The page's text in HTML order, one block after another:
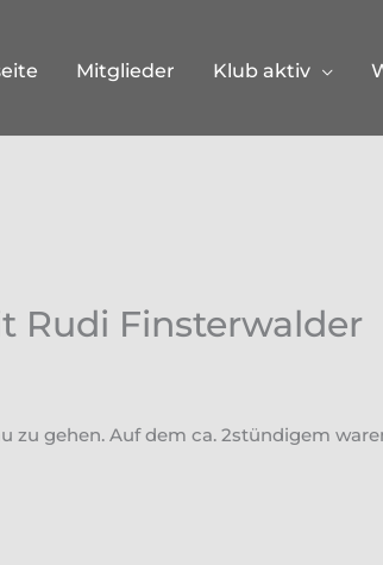
Mitglieder Klub aktiv
Rudi Finsterwalder
gehen. Auf dem ca. 2stündigem